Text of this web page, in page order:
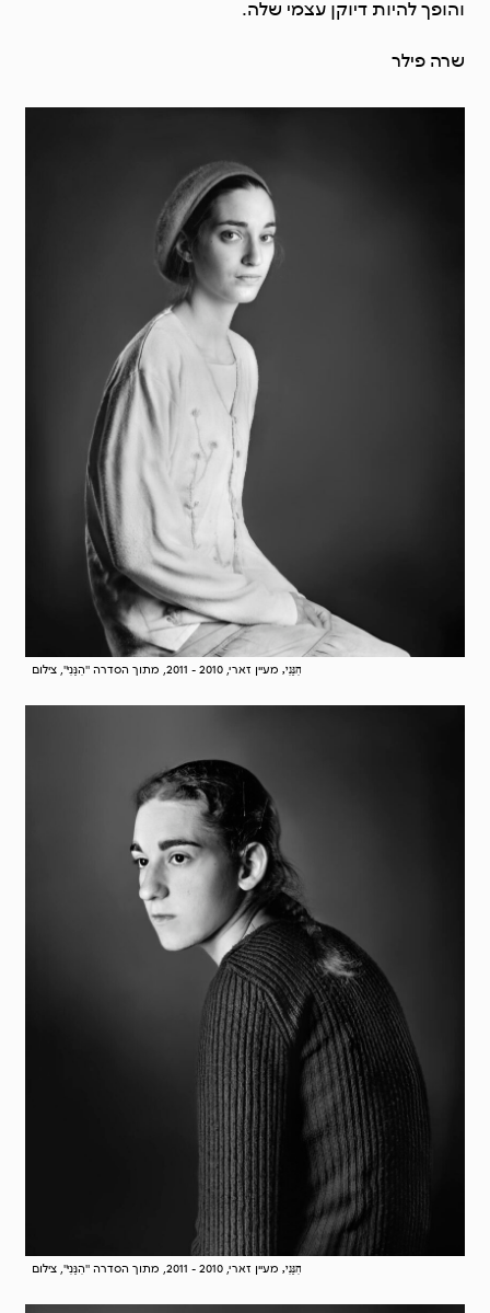
והופך להיות דיוקן עצמי שלה.
שרה פילר
הִנֵּנִי, מעיין זארי, 2010 - 2011, מתוך הסדרה "הִנֵּנִי", צילום
הִנֵּנִי, מעיין זארי, 2010 - 2011, מתוך הסדרה "הִנֵּנִי", צילום